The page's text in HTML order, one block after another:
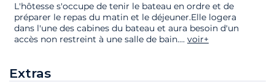
L'hôtesse s'occupe de tenir le bateau en ordre et de
préparer le repas du matin et le déjeuner.Elle logera
dans l'une des cabines du bateau et aura besoin d'un
accès non restreint à une salle de bain.... voir+
Extras